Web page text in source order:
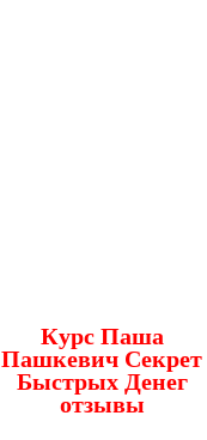
Курс Паша
Пашкевич Секрет
Быстрых Денег
отзывы